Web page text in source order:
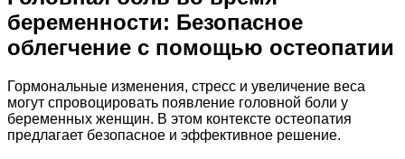
беременности: Безопасное
облегчение с помощью остеопатии
Гормональные изменения, стресс и увеличение веса
могут спровоцировать появление головной боли у
беременных женщин. В этом контексте остеопатия
предлагает безопасное и эффективное решение.